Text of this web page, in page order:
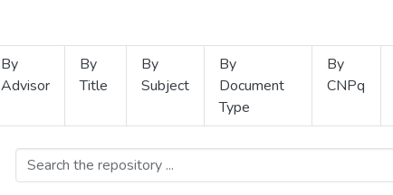
By
Advisor
By
Title
By
Subject
By
Document
Type
By
CNPq